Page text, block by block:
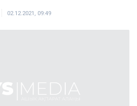
02.12.2021, 09:49